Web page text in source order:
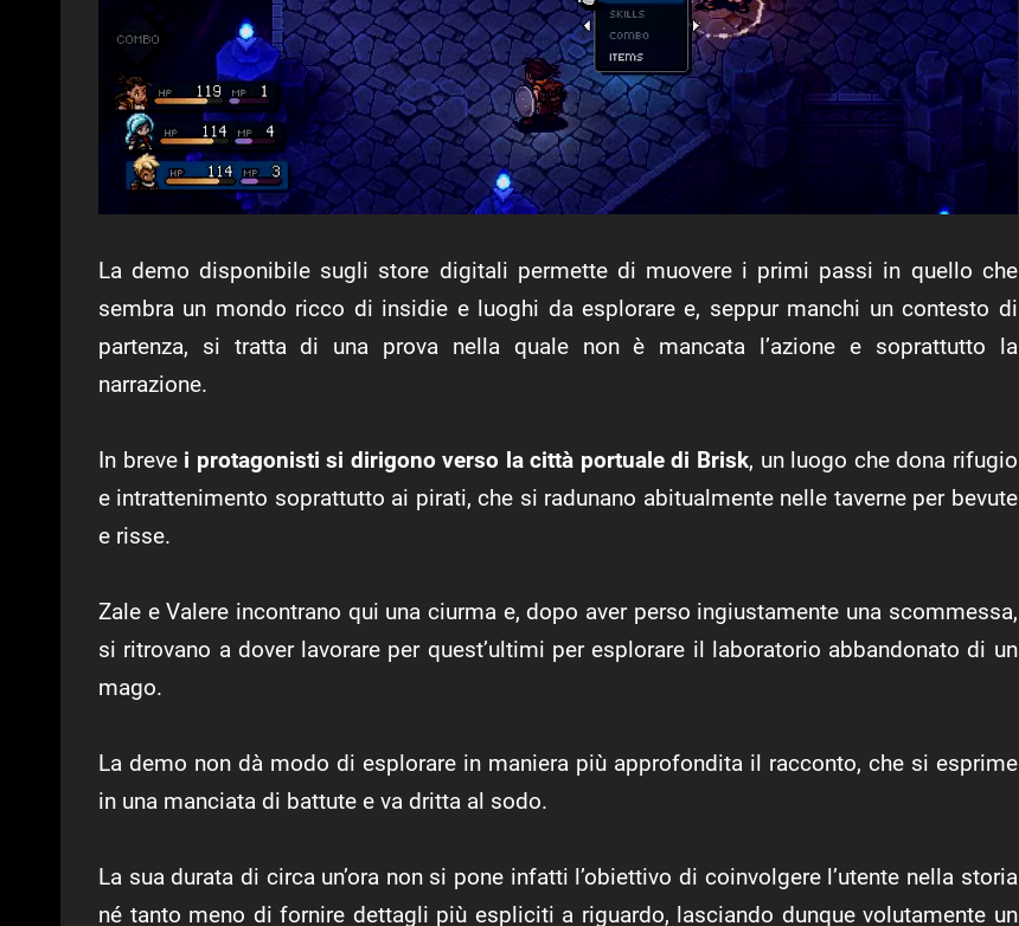
La demo disponibile sugli store digitali permette di muovere i primi passi in quello che
sembra un mondo ricco di insidie e luoghi da esplorare e, seppur manchi un contesto di
partenza, si tratta di una prova nella quale non è mancata l’azione e soprattutto la
narrazione.
In breve i protagonisti si dirigono verso la città portuale di Brisk, un luogo che dona rifugio
e intrattenimento soprattutto ai pirati, che si radunano abitualmente nelle taverne per bevute
e risse.
Zale e Valere incontrano qui una ciurma e, dopo aver perso ingiustamente una scommessa,
si ritrovano a dover lavorare per quest’ultimi per esplorare il laboratorio abbandonato di un
mago.
La demo non dà modo di esplorare in maniera più approfondita il racconto, che si esprime
in una manciata di battute e va dritta al sodo.
La sua durata di circa un’ora non si pone infatti l’obiettivo di coinvolgere l’utente nella storia
né tanto meno di fornire dettagli più espliciti a riguardo, lasciando dunque volutamente un